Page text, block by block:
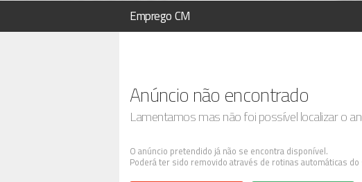
Emprego CM
Anúncio não encontrado
Lamentamos mas não foi possível localizar o
O anúncio pretendido já não se encontra disponível.
Poderá ter sido removido através de rotinas automáticas